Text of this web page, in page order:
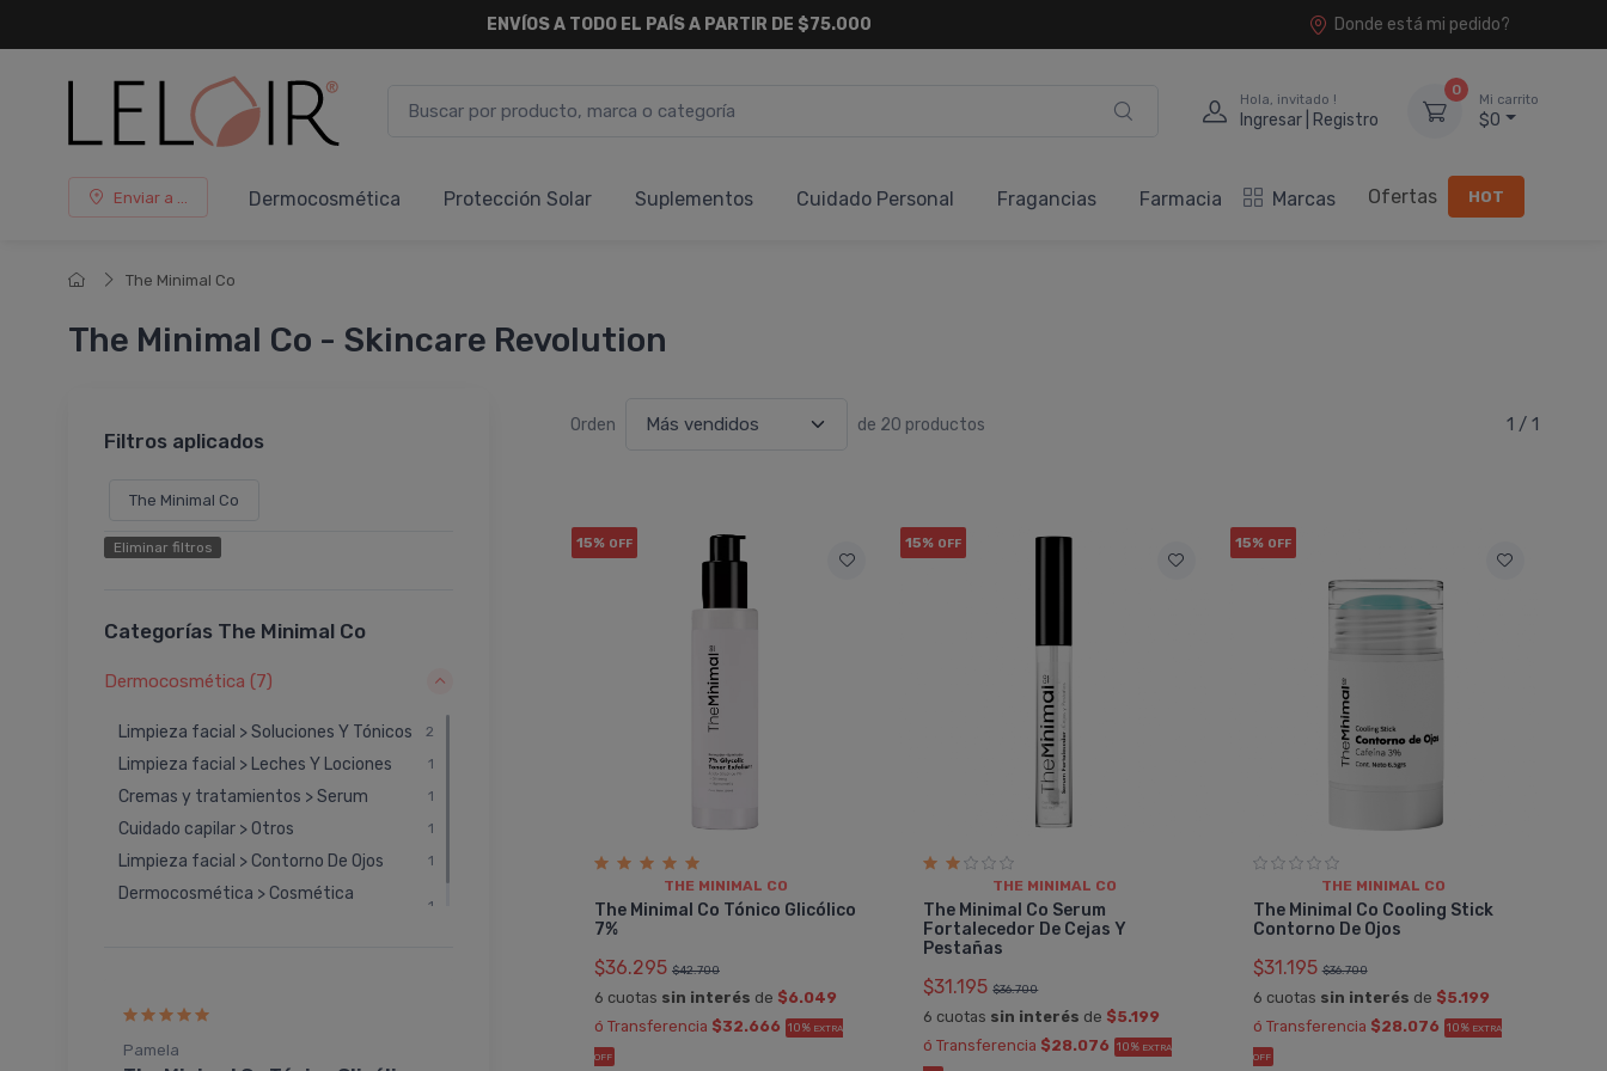
ENVÍOS A TODO EL PAÍS A PARTIR DE $75.000 Donde está mi pedido?
Hola, invitado !
Ingresar | Registro
0
Mi carrito
$0
Enviar a ... Dermocosmética Protección Solar Suplementos Cuidado Personal Fragancias Farmacia Marcas Ofertas HOT
The Minimal Co
The Minimal Co - Skincare Revolution
Filtros aplicados
The Minimal Co
Eliminar filtros
Categorías The Minimal Co
Dermocosmética (7)
Limpieza facial > Soluciones Y Tónicos 2
Limpieza facial > Leches Y Lociones 1
Cremas y tratamientos > Serum 1
Cuidado capilar > Otros 1
Limpieza facial > Contorno De Ojos 1
Dermocosmética > Cosmética
1
Pamela Pamela AILEN
Orden de 20 productos 1 / 1
15% OFF
THE MINIMAL CO
The Minimal Co Tónico Glicólico
7%
$36.295 $42.700
6 cuotas sin interés de $6.049
ó Transferencia $32.666 10% EXTRA
OFF
15% OFF
THE MINIMAL CO
The Minimal Co Serum
Fortalecedor De Cejas Y
Pestañas
$31.195 $36.700
6 cuotas sin interés de $5.199
ó Transferencia $28.076 10% EXTRA
15% OFF
THE MINIMAL CO
The Minimal Co Cooling Stick
Contorno De Ojos
$31.195 $36.700
6 cuotas sin interés de $5.199
ó Transferencia $28.076 10% EXTRA
OFF